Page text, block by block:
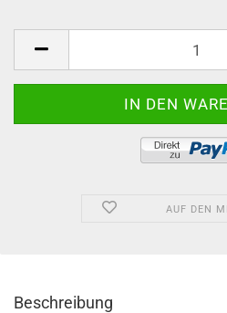
AUF DEN
Beschreibung